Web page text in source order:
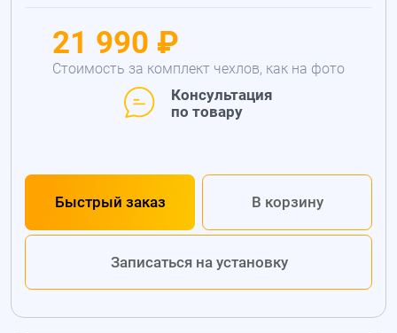
21 990 ₽
Стоимость за комплект чехлов, как на фото
Консультация
по товару
Быстрый заказ В корзину
Записаться на установку